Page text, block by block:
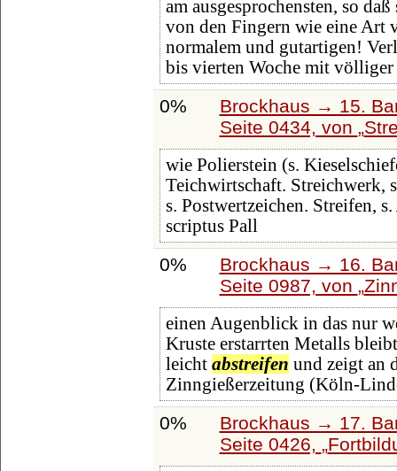
am ausgesprochensten, so
von den Fingern wie eine Art
normalem und gutartigen!
bis vierten Woche mit völliger
0%
Brockhaus → 15.
Seite 0434, von
wie Polierstein (s.
Teichwirtschaft. Streichwerk,
s. Postwertzeichen. Streifen, s.
scriptus Pall
0%
Brockhaus → 16.
Seite 0987, von
einen Augenblick in das nur
Kruste erstarrten Metalls
leicht abstreifen und zeigt an
Zinngießerzeitung (Köln-
0%
Brockhaus → 17.
Seite 0426,